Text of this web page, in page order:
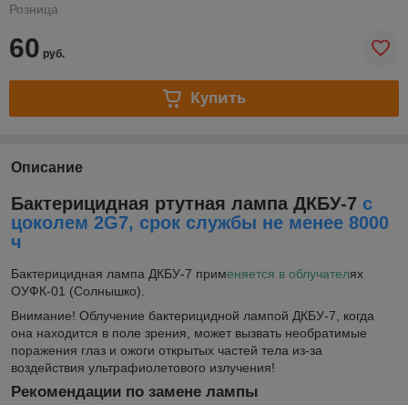
Розница
60 руб.
Купить
Описание
Бактерицидная ртутная лампа ДКБУ-7 с
цоколем 2G7, срок службы не менее 8000
ч
Бактерицидная лампа ДКБУ-7 применяется в облучателях
ОУФК-01 (Солнышко).
Внимание! Облучение бактерицидной лампой ДКБУ-7, когда
она находится в поле зрения, может вызвать необратимые
поражения глаз и ожоги открытых частей тела из-за
воздействия ультрафиолетового излучения!
Рекомендации по замене лампы